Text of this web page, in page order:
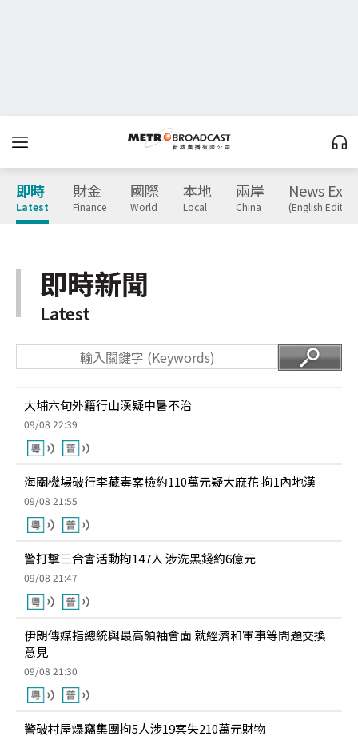
即時
Latest
財金
Finance
國際
World
本地
Local
兩岸
China
News
(English
即時新聞
Latest
大埔六旬外籍行山漢疑中暑不治
09/08 22:39
海關機場破行李藏毒案檢約110萬元疑大麻花 拘1內地漢
09/08 21:55
警打擊三合會活動拘147人 涉洗黑錢約6億元
09/08 21:47
伊朗傳媒指總統與最高領袖會面 就經濟和軍事等問題交換
意見
09/08 21:30
警破村屋爆竊集團拘5人涉19案失210萬元財物